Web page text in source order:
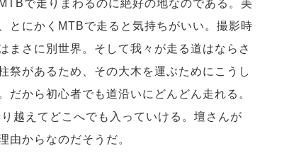
で走りまわるのに絶好の地なのである。美
とにかくMTBで走ると気持ちがいい。撮影時
まさに別世界。そして我々が走る道はならさ
祭があるため、その大木を運ぶためにこうし
だから初心者でも道沿いにどんどん走れる。
越えてどこへでも入っていける。壇さんが
由からなのだそうだ。